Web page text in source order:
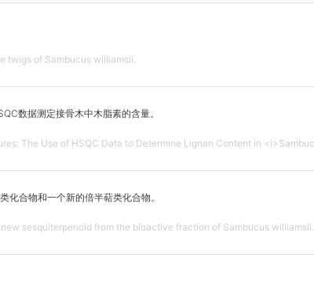
twigs of Sambucus williamsii.
数据测定接骨木中木脂素的含量。
The Use of HSQC Data to Determine Lignan Content in
化合物和一个新的倍半萜类化合物。
sesquiterpenoid from the bioactive fraction of Sambucus williamsii.